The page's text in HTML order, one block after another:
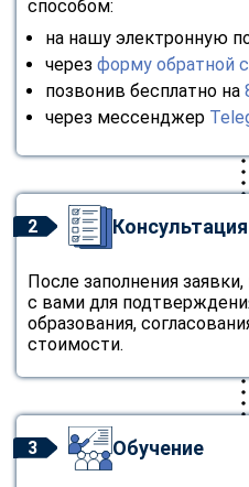
способом:
на нашу электронную
через форму обратной
позвонив бесплатно на
через мессенджер
2 Консультация
После заполнения
с вами для
образования,
стоимости.
3 Обучение